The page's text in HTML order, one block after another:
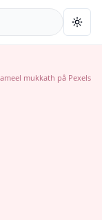
mukkath på Pexels